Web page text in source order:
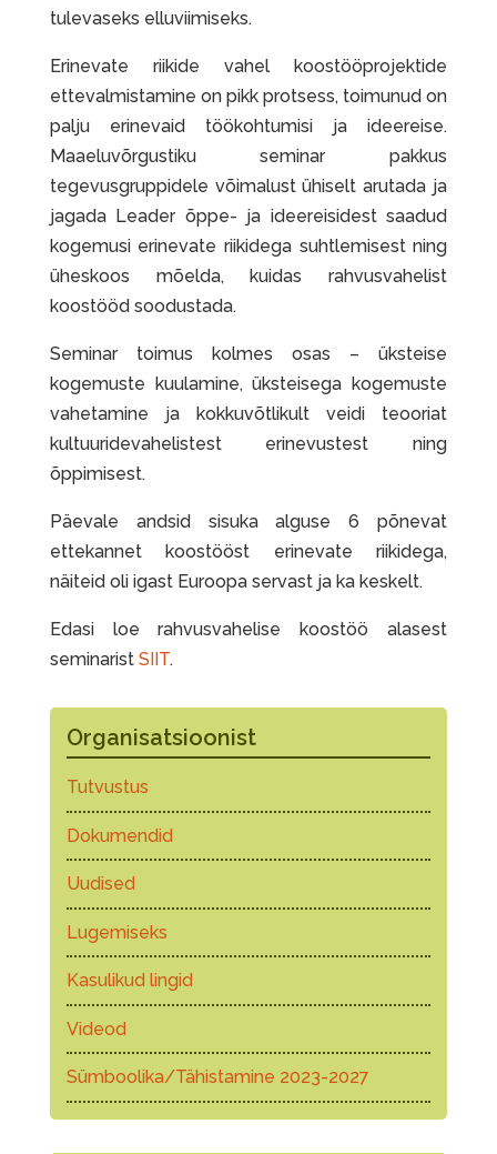
tulevaseks elluviimiseks.
Erinevate riikide vahel koostööprojektide
ettevalmistamine on pikk protsess, toimunud on
palju erinevaid töökohtumisi ja ideereise.
Maaeluvõrgustiku seminar pakkus
tegevusgruppidele võimalust ühiselt arutada ja
jagada Leader õppe- ja ideereisidest saadud
kogemusi erinevate riikidega suhtlemisest ning
üheskoos mõelda, kuidas rahvusvahelist
koostööd soodustada.
Seminar toimus kolmes osas – üksteise
kogemuste kuulamine, üksteisega kogemuste
vahetamine ja kokkuvõtlikult veidi teooriat
kultuuridevahelistest erinevustest ning
õppimisest.
Päevale andsid sisuka alguse 6 põnevat
ettekannet koostööst erinevate riikidega,
näiteid oli igast Euroopa servast ja ka keskelt.
Edasi loe rahvusvahelise koostöö alasest
seminarist SIIT.
Organisatsioonist
Tutvustus
Dokumendid
Uudised
Lugemiseks
Kasulikud lingid
Videod
Sümboolika/Tähistamine 2023-2027